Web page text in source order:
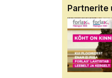
Partnerite